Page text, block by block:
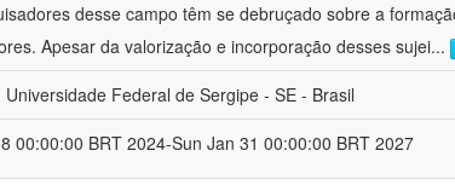
desse campo têm se debruçado sobre a
Apesar da valorização e incorporação desses sujei...
Universidade Federal de Sergipe - SE - Brasil
00:00:00 BRT 2024-Sun Jan 31 00:00:00 BRT 2027